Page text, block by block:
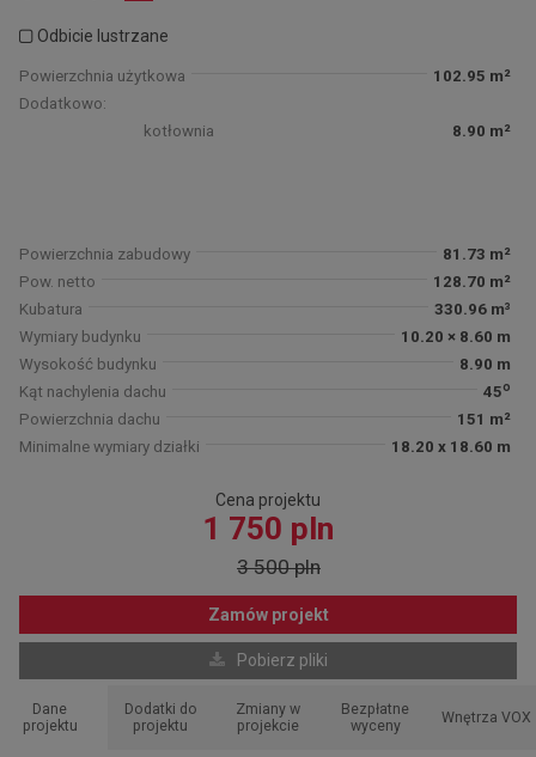
Odbicie lustrzane
Powierzchnia użytkowa
102.95 m²
Dodatkowo:
kotłownia
8.90 m²
Powierzchnia zabudowy
81.73 m²
Pow. netto
128.70 m²
Kubatura
330.96 m³
Wymiary budynku
10.20 × 8.60 m
Wysokość budynku
8.90 m
Kąt nachylenia dachu
45o
Powierzchnia dachu
151 m²
Minimalne wymiary działki
18.20 x 18.60 m
Cena projektu
1 750 pln
3 500 pln
Zamów projekt
Pobierz pliki
Dane
projektu
Dodatki do
projektu
Zmiany w
projekcie
Bezpłatne
wyceny
Wnętrza VOX